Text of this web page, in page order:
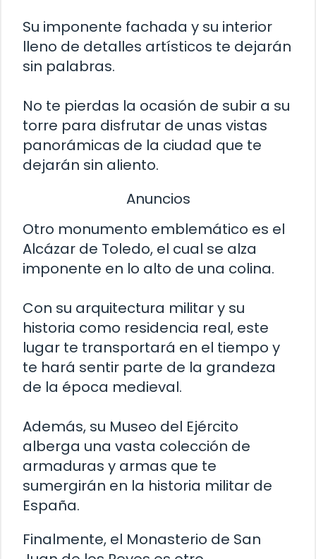
Su imponente fachada y su interior
lleno de detalles artísticos te dejarán
sin palabras.
No te pierdas la ocasión de subir a su
torre para disfrutar de unas vistas
panorámicas de la ciudad que te
dejarán sin aliento.
Anuncios
Otro monumento emblemático es el
Alcázar de Toledo, el cual se alza
imponente en lo alto de una colina.
Con su arquitectura militar y su
historia como residencia real, este
lugar te transportará en el tiempo y
te hará sentir parte de la grandeza
de la época medieval.
Además, su Museo del Ejército
alberga una vasta colección de
armaduras y armas que te
sumergirán en la historia militar de
España.
Finalmente, el Monasterio de San